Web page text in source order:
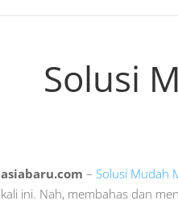
Solusi
asiabaru.com – Solusi Mudah
kali ini. Nah, membahas dan